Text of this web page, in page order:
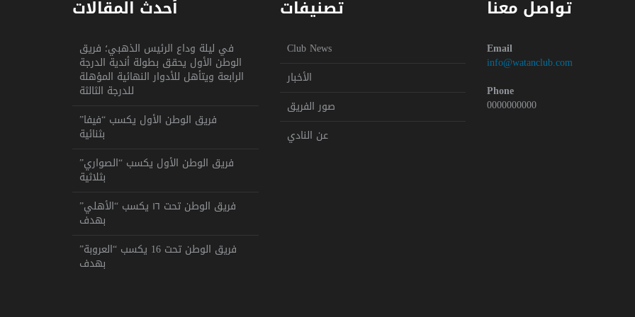
أحدث المقالات
في ليلة وداع الرئيس الذهبي؛ فريق
الوطن الأول يحقق بطولة أندية الدرجة
الرابعة ويتأهل للأدوار النهائية المؤهلة
للدرجة الثالثة
فريق الوطن الأول يكسب “فيفا”
بثنائية
فريق الوطن الأول يكسب “الصواري”
بثلاثية
فريق الوطن تحت ١٦ يكسب “الأهلي”
بهدف
فريق الوطن تحت 16 يكسب “العروبة”
بهدف
تصنيفات
Club News
الأخبار
صور الفريق
عن النادي
تواصل معنا
Email
info@watanclub.com
Phone
0000000000